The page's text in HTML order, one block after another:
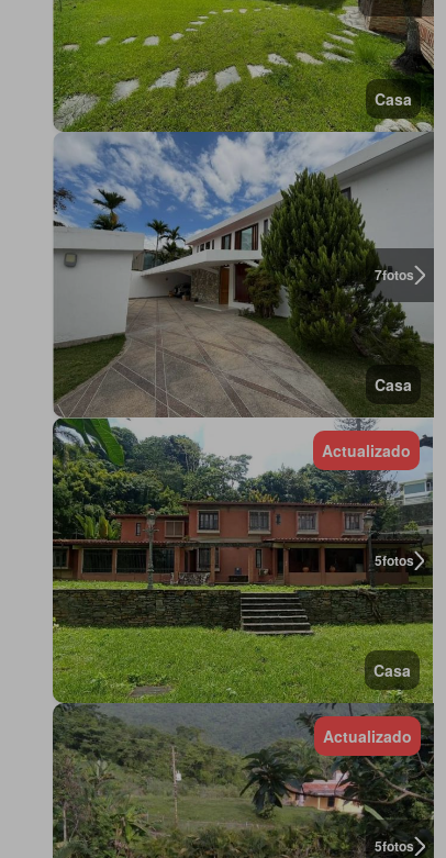
Casa
7fotos
Casa
5fotos
Actualizado
Casa
5fotos
Actualizado